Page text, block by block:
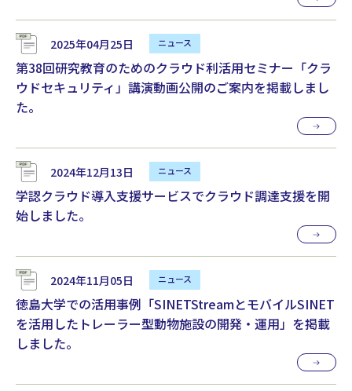
2025年04月25日
第38回研究教育のためのクラウド利活用セミナー「クラ
ウドセキュリティ」講演動画公開のご案内を掲載しまし
た。
2024年12月13日
学認クラウド導入支援サービスでクラウド調達支援を開
始しました。
2024年11月05日
徳島大学での活用事例「SINETStreamとモバイルSINET
を活用したトレーラー型動物施設の開発・運用」を掲載
しました。